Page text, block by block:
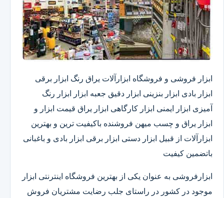
ابزار فروشی و فروشگاه ابزارآلات یراق رنگ ابزار برقی
ابزار بادی ابزار بنزینی ابزار دقیق​ جعبه ابزار ابزار رنگ
آمیزی ابزار ایمنی ابزار کارگاهی ابزار یراق قیمت ابزار و
ابزار یراق و چسب میهن فروشنده باکیفیت ترین و بهترین
ابزارآلات از قبیل ابزار دستی ابزار برقی ابزار بادی و باغبانی
باتضمین کیفیت
ابزارفروشی به عنوان یکی از بهترین فروشگاه اینترنتی ابزار
موجود در کشور در راستای جلب رضایت مشتریان فروش